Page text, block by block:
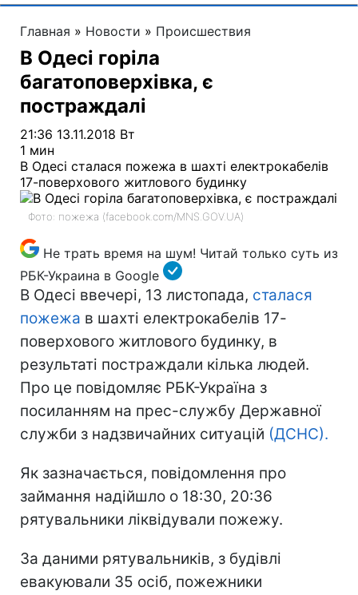
Главная » Новости » Происшествия
В Одесі горіла
багатоповерхівка, є
постраждалі
21:36 13.11.2018 Вт
1 мин
В Одесі сталася пожежа в шахті електрокабелів
17-поверхового житлового будинку
Фото: пожежа (facebook.com/MNS.GOV.UA)
Не трать время на шум! Читай только суть из
РБК-Украина в Google
В Одесі ввечері, 13 листопада, сталася
пожежа в шахті електрокабелів 17-
поверхового житлового будинку, в
результаті постраждали кілька людей.
Про це повідомляє РБК-Україна з
посиланням на прес-службу Державної
служби з надзвичайних ситуацій (ДСНС).
Як зазначається, повідомлення про
займання надійшло о 18:30, 20:36
рятувальники ліквідували пожежу.
За даними рятувальників, з будівлі
евакуювали 35 осіб, пожежники